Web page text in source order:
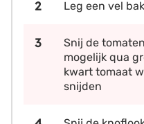
Leg een vel
Snij de
mogelijk qua
kwart tomaat
snijden